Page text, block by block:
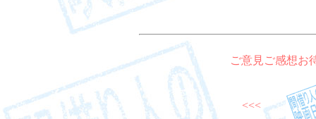
ご意見ご感想お
<<<